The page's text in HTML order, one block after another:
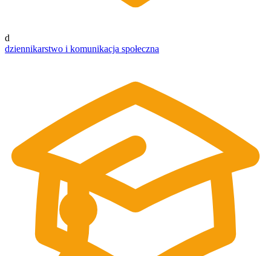
d
dziennikarstwo i komunikacja społeczna